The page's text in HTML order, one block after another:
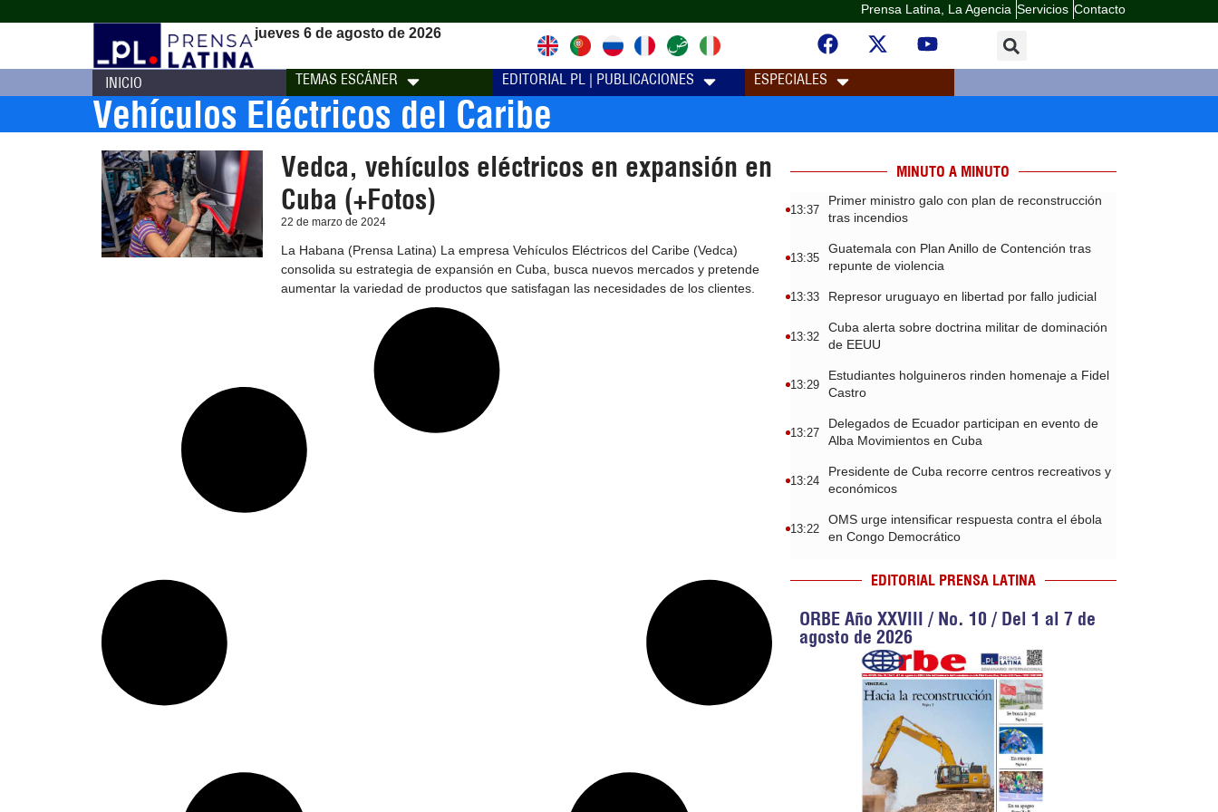
Prensa Latina, La Agencia Servicios Contacto
jueves 6 de agosto de 2026
INICIO TEMAS ESCÁNER EDITORIAL PL | PUBLICACIONES ESPECIALES
Vehículos Eléctricos del Caribe
Vedca, vehículos eléctricos en expansión en
Cuba (+Fotos)
22 de marzo de 2024
La Habana (Prensa Latina) La empresa Vehículos Eléctricos del Caribe (Vedca)
consolida su estrategia de expansión en Cuba, busca nuevos mercados y pretende
aumentar la variedad de productos que satisfagan las necesidades de los clientes.
MINUTO A MINUTO
13:37
Primer ministro galo con plan de reconstrucción
tras incendios
13:35
Guatemala con Plan Anillo de Contención tras
repunte de violencia
13:33 Represor uruguayo en libertad por fallo judicial
13:32
Cuba alerta sobre doctrina militar de dominación
de EEUU
13:29
Estudiantes holguineros rinden homenaje a Fidel
Castro
13:27
Delegados de Ecuador participan en evento de
Alba Movimientos en Cuba
13:24
Presidente de Cuba recorre centros recreativos y
económicos
13:22
OMS urge intensificar respuesta contra el ébola
en Congo Democrático
EDITORIAL PRENSA LATINA
ORBE Año XXVIII / No. 10 / Del 1 al 7 de
agosto de 2026